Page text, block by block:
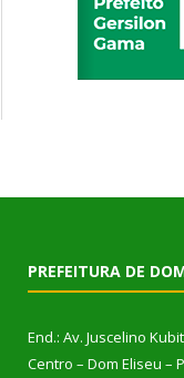
PREFEITURA DE
End.: Av. Juscelino
Centro – Dom Eliseu –